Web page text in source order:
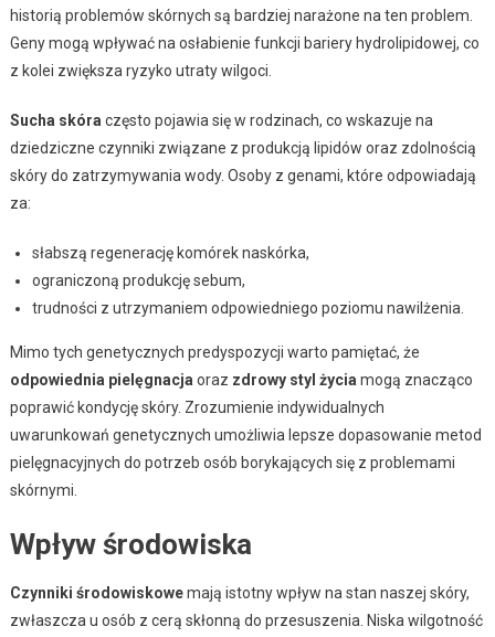
historią problemów skórnych są bardziej narażone na ten problem.
Geny mogą wpływać na osłabienie funkcji bariery hydrolipidowej, co
z kolei zwiększa ryzyko utraty wilgoci.
Sucha skóra często pojawia się w rodzinach, co wskazuje na
dziedziczne czynniki związane z produkcją lipidów oraz zdolnością
skóry do zatrzymywania wody. Osoby z genami, które odpowiadają
za:
słabszą regenerację komórek naskórka,
ograniczoną produkcję sebum,
trudności z utrzymaniem odpowiedniego poziomu nawilżenia.
Mimo tych genetycznych predyspozycji warto pamiętać, że
odpowiednia pielęgnacja oraz zdrowy styl życia mogą znacząco
poprawić kondycję skóry. Zrozumienie indywidualnych
uwarunkowań genetycznych umożliwia lepsze dopasowanie metod
pielęgnacyjnych do potrzeb osób borykających się z problemami
skórnymi.
Wpływ środowiska
Czynniki środowiskowemają istotny wpływ na stan naszej skóry,
zwłaszcza u osób z cerą skłonną do przesuszenia. Niska wilgotność